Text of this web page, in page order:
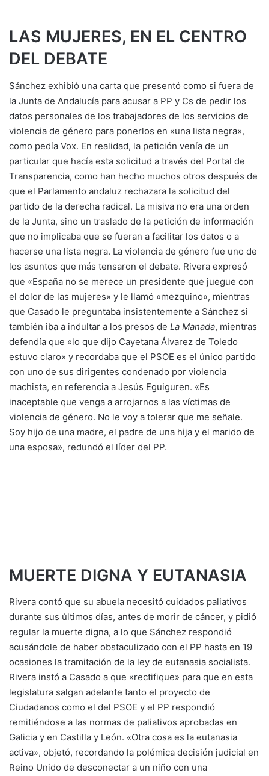
LAS MUJERES, EN EL CENTRO
DEL DEBATE
Sánchez exhibió una carta que presentó como si fuera de
la Junta de Andalucía para acusar a PP y Cs de pedir los
datos personales de los trabajadores de los servicios de
violencia de género para ponerlos en «una lista negra»,
como pedía Vox. En realidad, la petición venía de un
particular que hacía esta solicitud a través del Portal de
Transparencia, como han hecho muchos otros después de
que el Parlamento andaluz rechazara la solicitud del
partido de la derecha radical. La misiva no era una orden
de la Junta, sino un traslado de la petición de información
que no implicaba que se fueran a facilitar los datos o a
hacerse una lista negra. La violencia de género fue uno de
los asuntos que más tensaron el debate. Rivera expresó
que «España no se merece un presidente que juegue con
el dolor de las mujeres» y le llamó «mezquino», mientras
que Casado le preguntaba insistentemente a Sánchez si
también iba a indultar a los presos de La Manada, mientras
defendía que «lo que dijo Cayetana Álvarez de Toledo
estuvo claro» y recordaba que el PSOE es el único partido
con uno de sus dirigentes condenado por violencia
machista, en referencia a Jesús Eguiguren. «Es
inaceptable que venga a arrojarnos a las víctimas de
violencia de género. No le voy a tolerar que me señale.
Soy hijo de una madre, el padre de una hija y el marido de
una esposa», redundó el líder del PP.
MUERTE DIGNA Y EUTANASIA
Rivera contó que su abuela necesitó cuidados paliativos
durante sus últimos días, antes de morir de cáncer, y pidió
regular la muerte digna, a lo que Sánchez respondió
acusándole de haber obstaculizado con el PP hasta en 19
ocasiones la tramitación de la ley de eutanasia socialista.
Rivera instó a Casado a que «rectifique» para que en esta
legislatura salgan adelante tanto el proyecto de
Ciudadanos como el del PSOE y el PP respondió
remitiéndose a las normas de paliativos aprobadas en
Galicia y en Castilla y León. «Otra cosa es la eutanasia
activa», objetó, recordando la polémica decisión judicial en
Reino Unido de desconectar a un niño con una